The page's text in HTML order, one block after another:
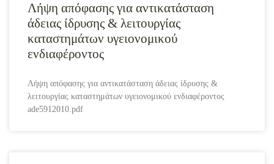
Λήψη απόφασης για αντικατάσταση
άδειας ίδρυσης & λειτουργίας
καταστημάτων υγειονομικού
ενδιαφέροντος
Λήψη απόφασης για αντικατάσταση άδειας ίδρυσης &
λειτουργίας καταστημάτων υγειονομικού ενδιαφέροντος
ade5912010.pdf